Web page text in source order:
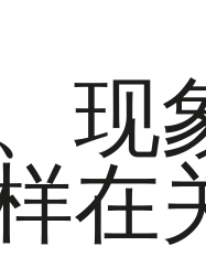
现
在